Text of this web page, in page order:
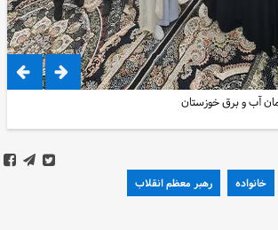
آب و برق خوزستان
خانواده رهبر معظم انقلاب